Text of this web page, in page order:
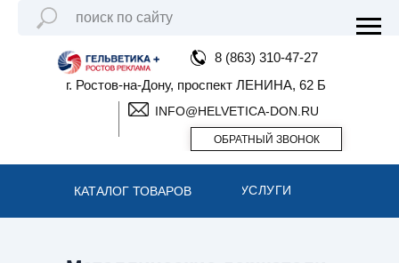
ОБРАТНЫЙ ЗВОНОК
INFO@HELVETICA-DON.RU
г. Ростов-на-Дону, проспект ЛЕНИНА, 62 Б
8 (863) 310-47-27
КАТАЛОГ ТОВАРОВ УСЛУГИ